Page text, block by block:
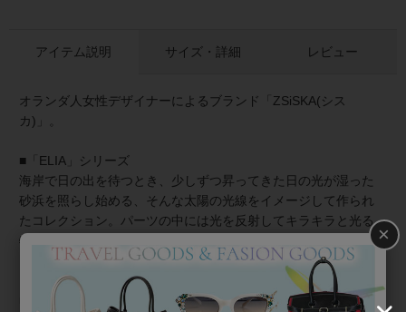
アイテム説明
オランダ人女性デザイナーによるブランド「ZSiSKA(シス
カ)」。
■「ELIA」シリーズ
海岸で日の出を待つとき、少しずつ昇ってきた日の光が湿った
砂浜を照らし始める、そんな太陽の光線をイメージして作られ
たコレクション。パーツの中には光を反射してキラキラと光る
特別な顔料がサッと塗られていて、控えめながらきらめきが生
まれます。
■ZSiSKA（シスカ）とは
サイズ・詳細 レビュー
×